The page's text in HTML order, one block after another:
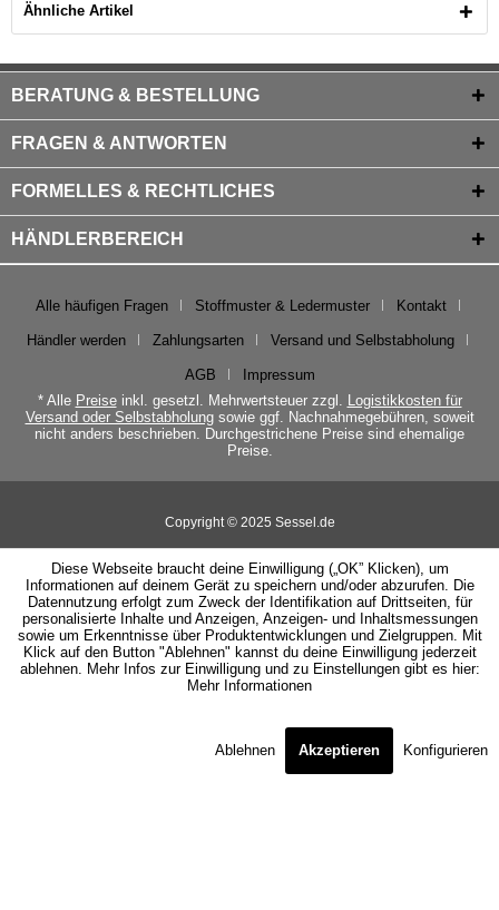
Ähnliche Artikel
BERATUNG & BESTELLUNG
FRAGEN & ANTWORTEN
FORMELLES & RECHTLICHES
HÄNDLERBEREICH
Alle häufigen Fragen Stoffmuster & Ledermuster Kontakt
Händler werden Zahlungsarten Versand und Selbstabholung
AGB
Impressum
* Alle Preiseinkl. gesetzl. Mehrwertsteuer zzgl. Logistikkosten für
Versand oder Selbstabholungsowie ggf. Nachnahmegebühren, soweit
nicht anders beschrieben. Durchgestrichene Preise sind ehemalige
Preise.
Copyright © 2025 Sessel.de
Diese Webseite braucht deine Einwilligung („OK” Klicken), um
Informationen auf deinem Gerät zu speichern und/oder abzurufen. Die
Datennutzung erfolgt zum Zweck der Identifikation auf Drittseiten, für
personalisierte Inhalte und Anzeigen, Anzeigen- und Inhaltsmessungen
sowie um Erkenntnisse über Produktentwicklungen und Zielgruppen. Mit
Klick auf den Button "Ablehnen" kannst du deine Einwilligung jederzeit
ablehnen. Mehr Infos zur Einwilligung und zu Einstellungen gibt es hier:
Mehr Informationen
Ablehnen Akzeptieren Konfigurieren